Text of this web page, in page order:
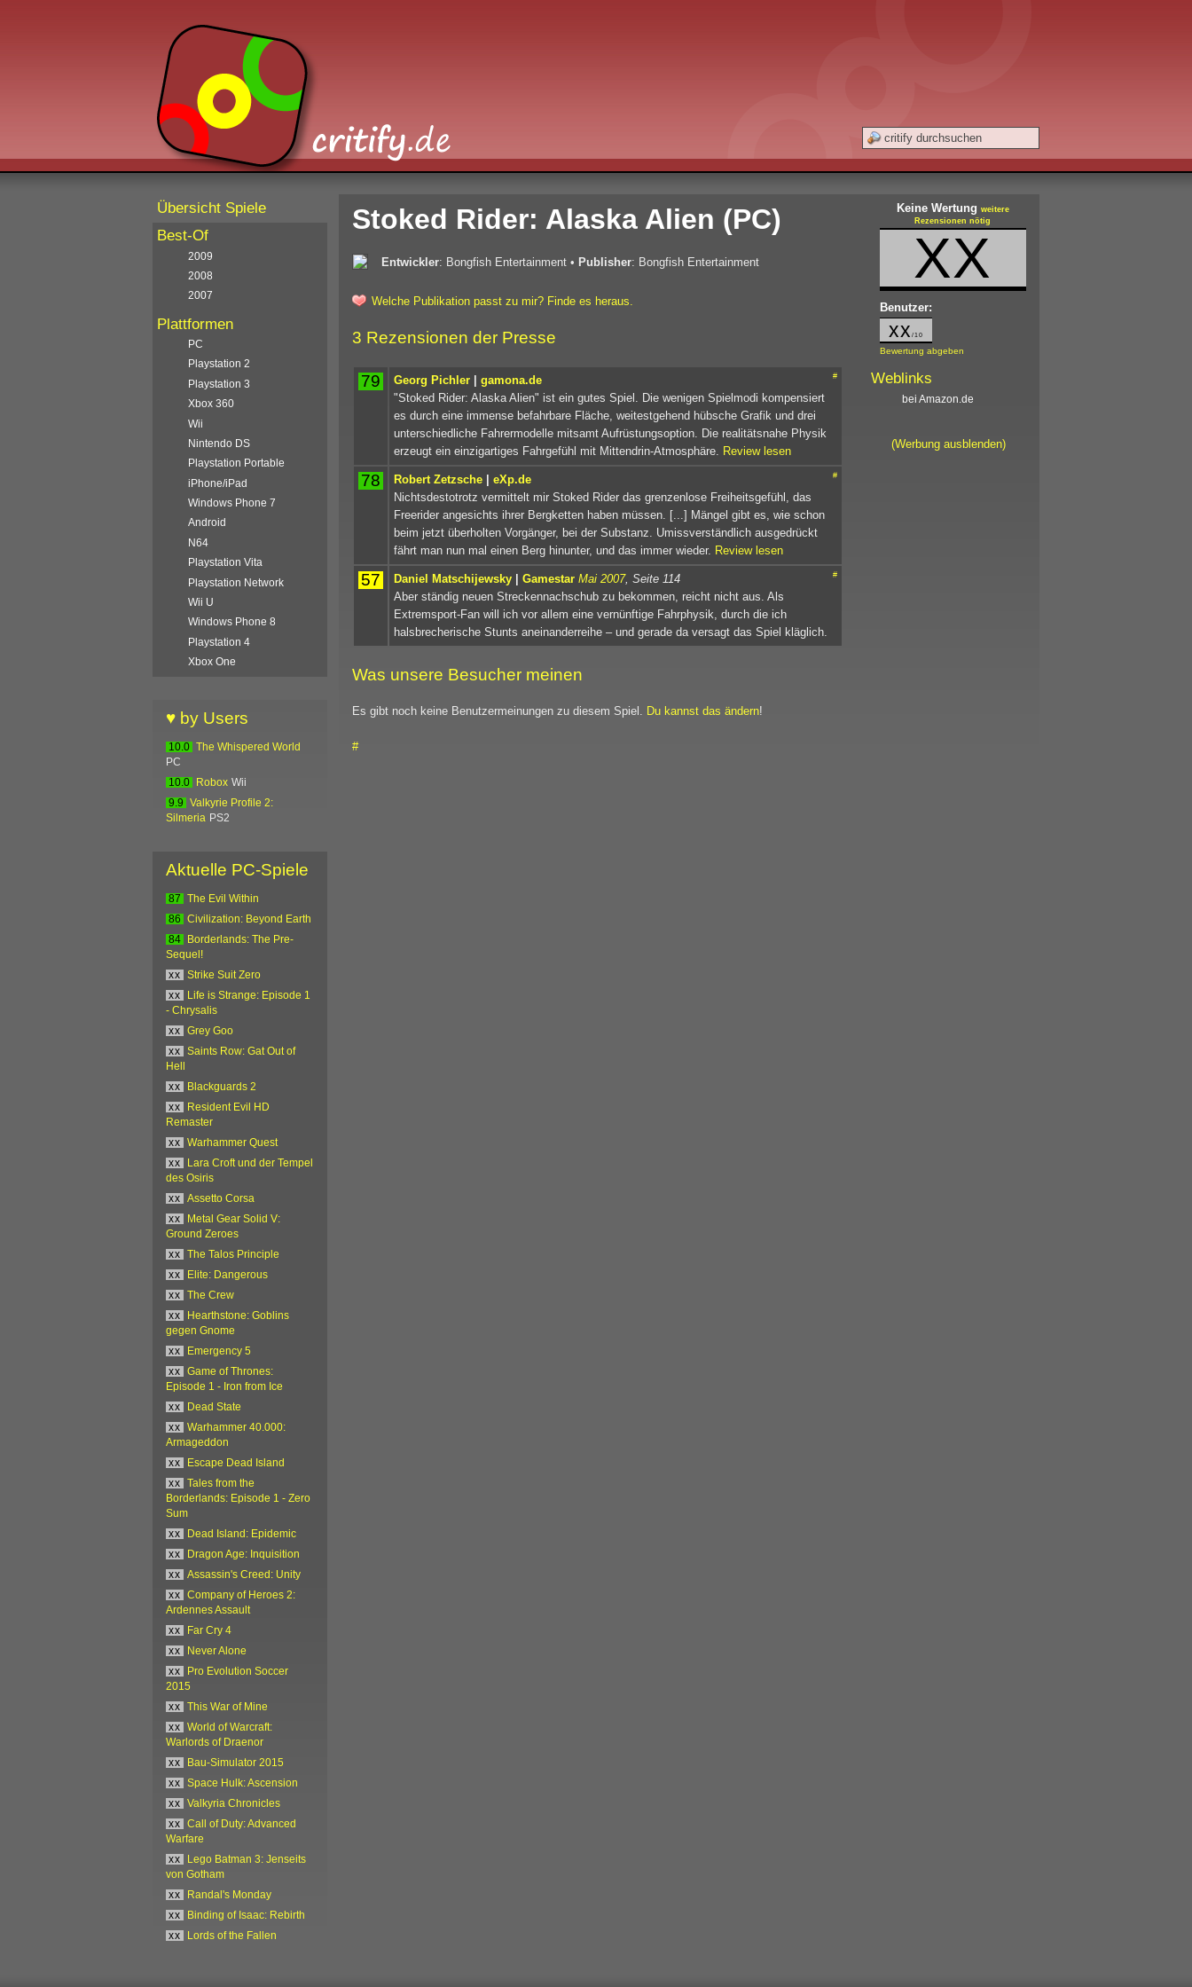
Stoked Rider: Alaska Alien (PC)
Entwickler: Bongfish Entertainment • Publisher: Bongfish Entertainment
Welche Publikation passt zu mir? Finde es heraus.
3 Rezensionen der Presse
79 #
Georg Pichler | gamona.de
"Stoked Rider: Alaska Alien" ist ein gutes Spiel. Die wenigen Spielmodi kompensiert
es durch eine immense befahrbare Fläche, weitestgehend hübsche Grafik und drei
unterschiedliche Fahrermodelle mitsamt Aufrüstungsoption. Die realitätsnahe Physik
erzeugt ein einzigartiges Fahrgefühl mit Mittendrin-Atmosphäre. Review lesen
78 #
Robert Zetzsche | eXp.de
Nichtsdestotrotz vermittelt mir Stoked Rider das grenzenlose Freiheitsgefühl, das
Freerider angesichts ihrer Bergketten haben müssen. [...] Mängel gibt es, wie schon
beim jetzt überholten Vorgänger, bei der Substanz. Umissverständlich ausgedrückt
fährt man nun mal einen Berg hinunter, und das immer wieder. Review lesen
57 #
Daniel Matschijewsky | Gamestar Mai 2007, Seite 114
Aber ständig neuen Streckennachschub zu bekommen, reicht nicht aus. Als
Extremsport-Fan will ich vor allem eine vernünftige Fahrphysik, durch die ich
halsbrecherische Stunts aneinanderreihe – und gerade da versagt das Spiel kläglich.
Was unsere Besucher meinen
Es gibt noch keine Benutzermeinungen zu diesem Spiel. Du kannst das ändern!
Keine Wertung weitere
Rezensionen nötig
XX
Benutzer:
xx /10
Bewertung abgeben
Weblinks
bei Amazon.de
(Werbung ausblenden)
#
Übersicht Spiele
Best-Of
2009
2008
2007
Plattformen
PC
Playstation 2
Playstation 3
Xbox 360
Wii
Nintendo DS
Playstation Portable
iPhone/iPad
Windows Phone 7
Android
N64
Playstation Vita
Playstation Network
Wii U
Windows Phone 8
Playstation 4
Xbox One
♥ by Users
10.0 The Whispered World
PC
10.0
Robox Wii
9.9
Valkyrie Profile 2:
Silmeria PS2
Aktuelle PC-Spiele
87
The Evil Within
86
Civilization: Beyond Earth
84
Borderlands: The Pre-
Sequel!
xx
Strike Suit Zero
xx
Life is Strange: Episode 1
- Chrysalis
xx
Grey Goo
xx
Saints Row: Gat Out of
Hell
xx
Blackguards 2
xx
Resident Evil HD
Remaster
xx
Warhammer Quest
xx
Lara Croft und der Tempel
des Osiris
xx
Assetto Corsa
xx
Metal Gear Solid V:
Ground Zeroes
xx
The Talos Principle
xx
Elite: Dangerous
xx
The Crew
xx
Hearthstone: Goblins
gegen Gnome
xx
Emergency 5
xx
Game of Thrones:
Episode 1 - Iron from Ice
xx
Dead State
xx
Warhammer 40.000:
Armageddon
xx
Escape Dead Island
xx
Tales from the
Borderlands: Episode 1 - Zero
Sum
xx
Dead Island: Epidemic
xx
Dragon Age: Inquisition
xx
Assassin's Creed: Unity
xx
Company of Heroes 2:
Ardennes Assault
xx
Far Cry 4
xx
Never Alone
xx
Pro Evolution Soccer
2015
xx
This War of Mine
xx
World of Warcraft:
Warlords of Draenor
xx
Bau-Simulator 2015
xx
Space Hulk: Ascension
xx
Valkyria Chronicles
xx
Call of Duty: Advanced
Warfare
xx
Lego Batman 3: Jenseits
von Gotham
xx
Randal's Monday
xx
Binding of Isaac: Rebirth
xx
Lords of the Fallen